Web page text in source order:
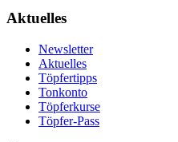
Aktuelles
Newsletter
Aktuelles
Töpfertipps
Tonkonto
Töpferkurse
Töpfer-Pass